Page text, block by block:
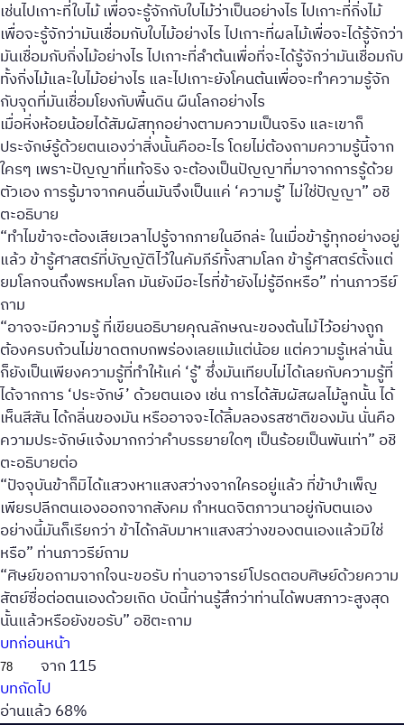
เช่นไปเกาะที่ใบไม้ เพื่อจะรู้จักกับใบไม้ว่าเป็นอย่างไร ไปเกาะที่กิ่งไม้
เพื่อจะรู้จักว่ามันเชื่อมกับใบไม้อย่างไร ไปเกาะที่ผลไม้เพื่อจะได้รู้จักว่า
มันเชื่อมกับกิ่งไม้อย่างไร ไปเกาะที่ลำต้นเพื่อที่จะได้รู้จักว่ามันเชื่อมกับ
ทั้งกิ่งไม้และใบไม้อย่างไร และไปเกาะยังโคนต้นเพื่อจะทำความรู้จัก
กับจุดที่มันเชื่อมโยงกับพื้นดิน ผืนโลกอย่างไร
เมื่อหิ่งห้อยน้อยได้สัมผัสทุกอย่างตามความเป็นจริง และเขาก็
ประจักษ์รู้ด้วยตนเองว่าสิ่งนั้นคืออะไร โดยไม่ต้องถามความรู้นี้จาก
ใครๆ เพราะปัญญาที่แท้จริง จะต้องเป็นปัญญาที่มาจากการรู้ด้วย
ตัวเอง การรู้มาจากคนอื่นมันจึงเป็นแค่ ‘ความรู้’ ไม่ใช่ปัญญา” อชิ
ตะอธิบาย
“ทำไมข้าจะต้องเสียเวลาไปรู้จากภายในอีกล่ะ ในเมื่อข้ารู้ทุกอย่างอยู่
แล้ว ข้ารู้ศาสตร์ที่บัญญัติไว้ในคัมภีร์ทั้งสามโลก ข้ารู้ศาสตร์ตั้งแต่
ยมโลกจนถึงพรหมโลก มันยังมีอะไรที่ข้ายังไม่รู้อีกหรือ” ท่านภาวรีย์
ถาม
“อาจจะมีความรู้ ที่เขียนอธิบายคุณลักษณะของต้นไม้ไว้อย่างถูก
ต้องครบถ้วนไม่ขาดตกบกพร่องเลยแม้แต่น้อย แต่ความรู้เหล่านั้น
ก็ยังเป็นเพียงความรู้ที่ทำให้แค่ ‘รู้’ ซึ่งมันเทียบไม่ได้เลยกับความรู้ที่
ได้จากการ ‘ประจักษ์’ ด้วยตนเอง เช่น การได้สัมผัสผลไม้ลูกนั้น ได้
เห็นสีสัน ได้กลิ่นของมัน หรืออาจจะได้ลิ้มลองรสชาติของมัน นั่นคือ
ความประจักษ์แจ้งมากกว่าคำบรรยายใดๆ เป็นร้อยเป็นพันเท่า” อชิ
ตะอธิบายต่อ
“ปัจจุบันข้าก็มิได้แสวงหาแสงสว่างจากใครอยู่แล้ว ที่ข้าบำเพ็ญ
เพียรปลีกตนเองออกจากสังคม กำหนดจิตภาวนาอยู่กับตนเอง
อย่างนี้มันก็เรียกว่า ข้าได้กลับมาหาแสงสว่างของตนเองแล้วมิใช่
หรือ” ท่านภาวรีย์ถาม
“ศิษย์ขอถามจากใจนะขอรับ ท่านอาจารย์โปรดตอบศิษย์ด้วยความ
สัตย์ซื่อต่อตนเองด้วยเถิด บัดนี้ท่านรู้สึกว่าท่านได้พบสภาวะสูงสุด
นั้นแล้วหรือยังขอรับ” อชิตะถาม
บทก่อนหน้า
จาก 115
บทถัดไป
อ่านแล้ว 68%